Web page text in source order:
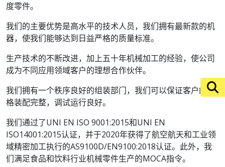
度零件。
我们的主要优势是高水平的技术人员，我们拥有最新款的机
器，使我们能够达到日益严格的质量标准。
生产技术的不断改进，加上五十年机械加工的经验，使公司
成为不同应用领域客户的理想合作伙伴。
我们拥有一个秩序良好的组装部门，我们可以保证客户的规
格装配完整，调试运行良好。
我们通过了UNI EN ISO 9001:2015和UNI EN
ISO14001:2015认证，并于2020年获得了航空航天和工业领
域精密加工执行的AS9100D/EN9100:2018认证。此外，我
们满足食品和饮料行业机械零件生产的MOCA指令。